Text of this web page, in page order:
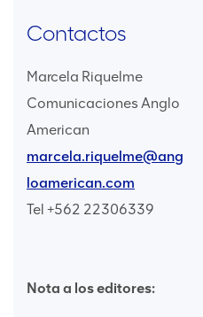
Contactos
Marcela Riquelme
Comunicaciones Anglo
American
marcela.riquelme@ang
loamerican.com
Tel +562 22306339
Nota a los editores: